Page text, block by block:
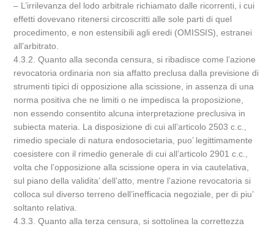
– L’irrilevanza del lodo arbitrale richiamato dalle ricorrenti, i cui
effetti dovevano ritenersi circoscritti alle sole parti di quel
procedimento, e non estensibili agli eredi (OMISSIS), estranei
all’arbitrato.
4.3.2. Quanto alla seconda censura, si ribadisce come l’azione
revocatoria ordinaria non sia affatto preclusa dalla previsione di
strumenti tipici di opposizione alla scissione, in assenza di una
norma positiva che ne limiti o ne impedisca la proposizione,
non essendo consentito alcuna interpretazione preclusiva in
subiecta materia. La disposizione di cui all’articolo 2503 c.c.,
rimedio speciale di natura endosocietaria, puo’ legittimamente
coesistere con il rimedio generale di cui all’articolo 2901 c.c.,
volta che l’opposizione alla scissione opera in via cautelativa,
sul piano della validita’ dell’atto, mentre l’azione revocatoria si
colloca sul diverso terreno dell’inefficacia negoziale, per di piu’
soltanto relativa.
4.3.3. Quanto alla terza censura, si sottolinea la correttezza